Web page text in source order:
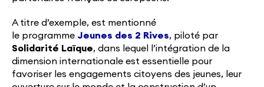
A titre d’exemple, est mentionné
le programme Jeunes des 2 Rives, piloté par
Solidarité Laïque, dans lequel l’intégration de la
dimension internationale est essentielle pour
favoriser les engagements citoyens des jeunes, leur